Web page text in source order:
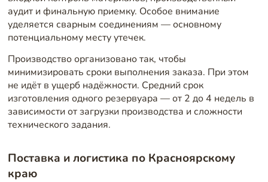
аудит и финальную приемку. Особое внимание
уделяется сварным соединениям — основному
потенциальному месту утечек.
Производство организовано так, чтобы
минимизировать сроки выполнения заказа. При этом
не идёт в ущерб надёжности. Средний срок
изготовления одного резервуара — от 2 до 4 недель в
зависимости от загрузки производства и сложности
технического задания.
Поставка и логистика по Красноярскому
краю